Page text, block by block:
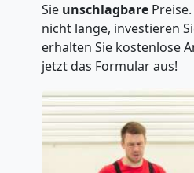
Sie unschlagbare
nicht lange, investieren
erhalten Sie kostenlose
jetzt das Formular aus!